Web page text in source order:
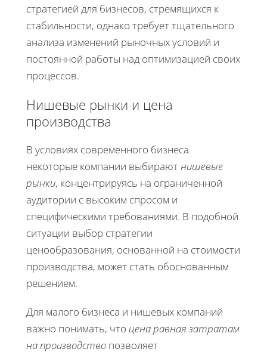
стратегией для бизнесов, стремящихся к
стабильности, однако требует тщательного
анализа изменений рыночных условий и
постоянной работы над оптимизацией своих
процессов.
Нишевые рынки и цена
производства
В условиях современного бизнеса
некоторые компании выбираютнишевые
рынки, концентрируясь на ограниченной
аудитории с высоким спросом и
специфическими требованиями. В подобной
ситуации выбор стратегии
ценообразования, основанной на стоимости
производства, может стать обоснованным
решением.
Для малого бизнеса и нишевых компаний
важно понимать, что цена равная затратам
на производство позволяет